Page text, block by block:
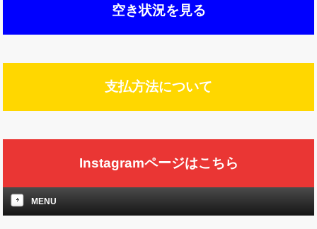
空き状況を見る
支払方法について
Instagramページはこちら
MENU